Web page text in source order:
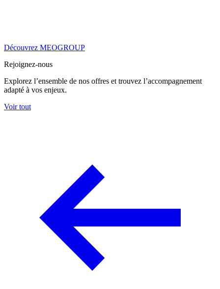
Découvrez MEOGROUP
Rejoignez-nous
Explorez l’ensemble de nos offres et trouvez l’accompagnement
adapté à vos enjeux.
Voir tout